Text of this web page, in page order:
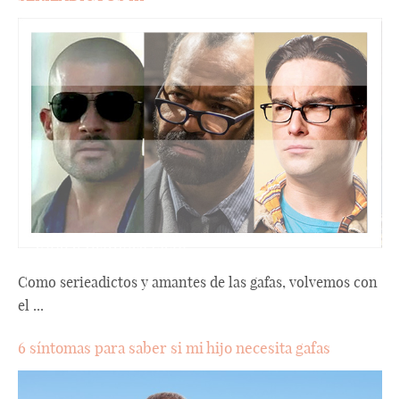
Como serieadictos y amantes de las gafas, volvemos con
el ...
6 síntomas para saber si mi hijo necesita gafas